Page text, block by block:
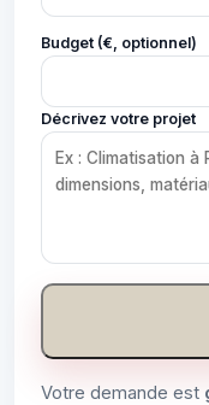
Budget (€, optionnel)
Décrivez votre projet
Votre demande est